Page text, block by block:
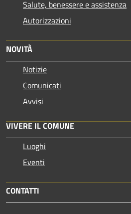
Salute, benessere e assistenza
Autorizzazioni
NOVITÀ
Notizie
Comunicati
Avvisi
VIVERE IL COMUNE
Luoghi
Eventi
CONTATTI